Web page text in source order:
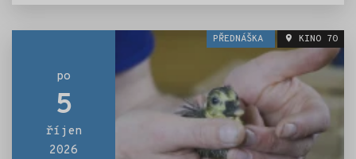
nezačínají pevným plánem, ale náhodou a odvahou věřit
lidem. Na setkání se těší Vojtěch Šturma & Matěj Xaver
po
5
říjen
2026
PŘEDNÁŠKA KINO 70